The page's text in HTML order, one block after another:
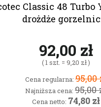
Classic 48 Turbo
drożdże
92,00 zł
( 1 szt. = 9,20 zł )
Cena regularna:95,00
Najniższa cena: 95,00
Cena netto: 74,80 zł